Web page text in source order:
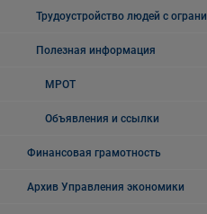
Трудоустройство людей с
Полезная информация
МРОТ
Объявления и ссылки
Финансовая грамотность
Архив Управления экономики